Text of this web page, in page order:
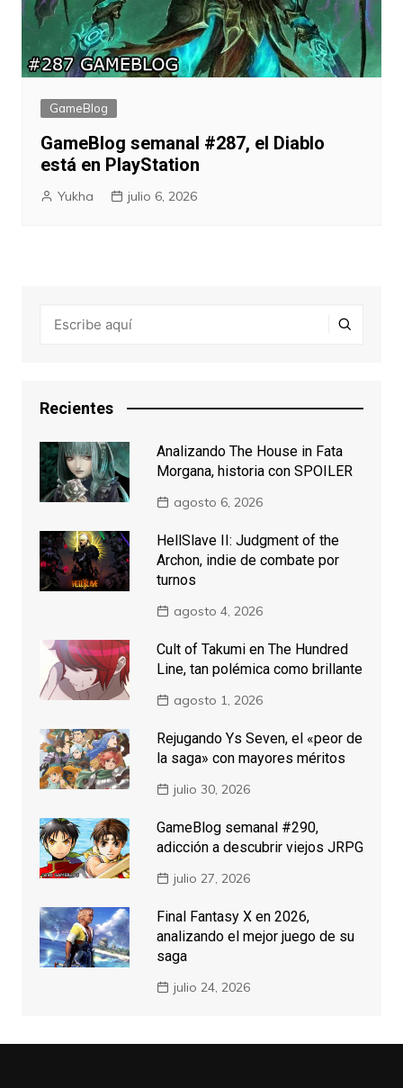
GameBlog
GameBlog semanal #287, el Diablo
está en PlayStation
Yukha julio 6, 2026
Recientes
Analizando The House in Fata
Morgana, historia con SPOILER
agosto 6, 2026
HellSlave II: Judgment of the
Archon, indie de combate por
turnos
agosto 4, 2026
Cult of Takumi en The Hundred
Line, tan polémica como brillante
agosto 1, 2026
Rejugando Ys Seven, el «peor de
la saga» con mayores méritos
julio 30, 2026
GameBlog semanal #290,
adicción a descubrir viejos JRPG
julio 27, 2026
Final Fantasy X en 2026,
analizando el mejor juego de su
saga
julio 24, 2026